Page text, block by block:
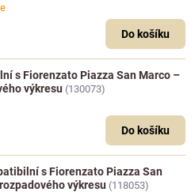
Do košíku
s Fiorenzato Piazza San Marco –
výkresu (130073)
Do košíku
s Fiorenzato Piazza San
výkresu (118053)